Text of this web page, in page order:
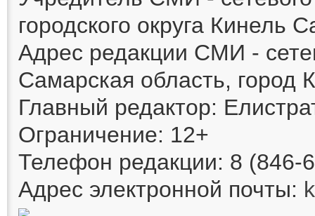
городского округа Кинель
Адрес редакции СМИ -
Самарская область, город
Главный редактор:
Ограничение: 12+
Телефон редакции: 8 (846-
Адрес электронной почты: